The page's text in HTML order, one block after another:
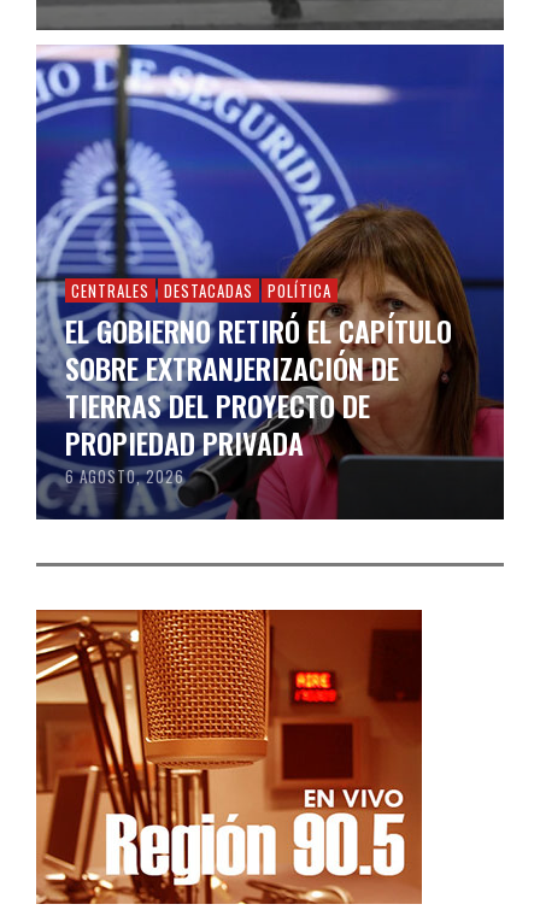
CENTRALES DESTACADAS POLÍTICA
EL GOBIERNO RETIRÓ EL CAPÍTULO
SOBRE EXTRANJERIZACIÓN DE
TIERRAS DEL PROYECTO DE
PROPIEDAD PRIVADA
6 AGOSTO, 2026